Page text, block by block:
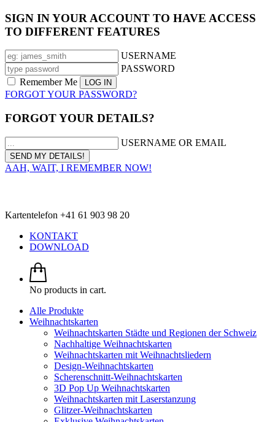
SIGN IN YOUR ACCOUNT TO HAVE ACCESS
TO DIFFERENT FEATURES
USERNAME
PASSWORD
Remember Me
FORGOT YOUR PASSWORD?
FORGOT YOUR DETAILS?
USERNAME OR EMAIL
AAH, WAIT, I REMEMBER NOW!
Kartentelefon +41 61 903 98 20
KONTAKT
DOWNLOAD
No products in cart.
Alle Produkte
Weihnachtskarten
Weihnachtskarten Städte und Regionen der Schweiz
Nachhaltige Weihnachtskarten
Weihnachtskarten mit Weihnachtsliedern
Design-Weihnachtskarten
Scherenschnitt-Weihnachtskarten
3D Pop Up Weihnachtskarten
Weihnachtskarten mit Laserstanzung
Glitzer-Weihnachtskarten